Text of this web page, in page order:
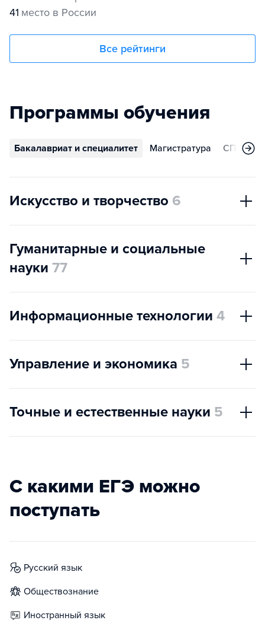
41 место в России
Все рейтинги
Программы обучения
Бакалавриат и специалитет Магистратура СПО
Искусство и творчество 6
Гуманитарные и социальные
науки 77
Информационные технологии 4
Управление и экономика 5
Точные и естественные науки 5
С какими ЕГЭ можно
поступать
русский язык
обществознание
иностранный язык